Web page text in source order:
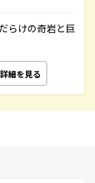
らけの奇岩と巨
詳細を見る